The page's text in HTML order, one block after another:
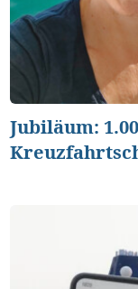
Jubiläum: